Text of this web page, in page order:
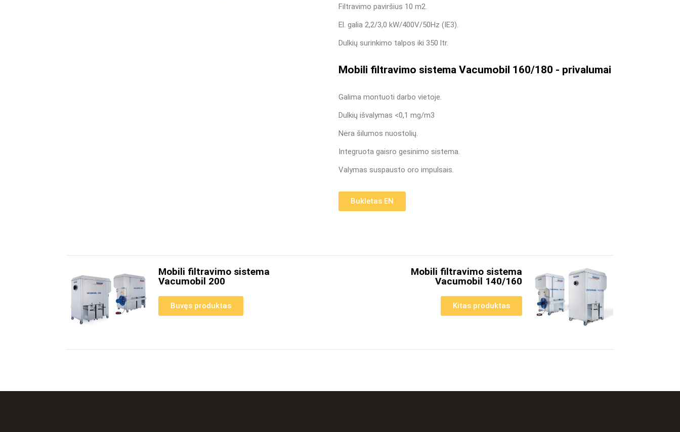
Filtravimo paviršius 10 m2.
El. galia 2,2/3,0 kW/400V/50Hz (IE3).
Dulkių surinkimo talpos iki 350 ltr.
Mobili filtravimo sistema Vacumobil 160/180 - privalumai
Galima montuoti darbo vietoje.
Dulkių išvalymas <0,1 mg/m3
Nėra šilumos nuostolių.
Integruota gaisro gesinimo sistema.
Valymas suspausto oro impulsais.
Bukletas EN
Mobili filtravimo sistema
Vacumobil 200
Buvęs produktas
Mobili filtravimo sistema
Vacumobil 140/160
Kitas produktas